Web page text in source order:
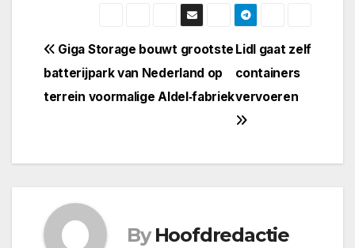
Bericht
navigatie
Lidl gaat zelf
containers
vervoeren
Giga Storage bouwt grootste
batterijpark van Nederland op
terrein voormalige Aldel‑fabriek
By Hoofdredactie